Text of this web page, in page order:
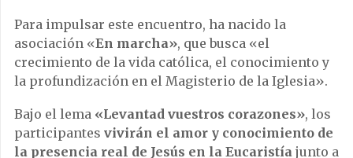
Para impulsar este encuentro, ha nacido la
asociación «En marcha», que busca «el
crecimiento de la vida católica, el conocimiento y
la profundización en el Magisterio de la Iglesia».
Bajo el lema «Levantad vuestros corazones», los
participantes vivirán el amor y conocimiento de
la presencia real de Jesús en la Eucaristía junto a